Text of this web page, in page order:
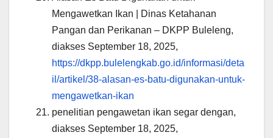
Mengawetkan Ikan | Dinas Ketahanan
Pangan dan Perikanan – DKPP Buleleng,
diakses September 18, 2025,
https://dkpp.bulelengkab.go.id/informasi/deta
il/artikel/38-alasan-es-batu-digunakan-untuk-
mengawetkan-ikan
penelitian pengawetan ikan segar dengan,
diakses September 18, 2025,